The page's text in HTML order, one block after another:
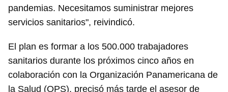
pandemias. Necesitamos suministrar mejores
servicios sanitarios", reivindicó.
El plan es formar a los 500.000 trabajadores
sanitarios durante los próximos cinco años en
colaboración con la Organización Panamericana de
la Salud (OPS), precisó más tarde el asesor de